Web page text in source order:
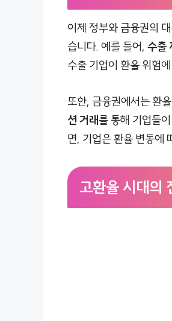
이제 정부와 금융권의
습니다. 예를 들어, 수출
수출 기업이 환율 위험
또한, 금융권에서는 환
션 거래를 통해 기업들
면, 기업은 환율 변동에
고환율 시대의